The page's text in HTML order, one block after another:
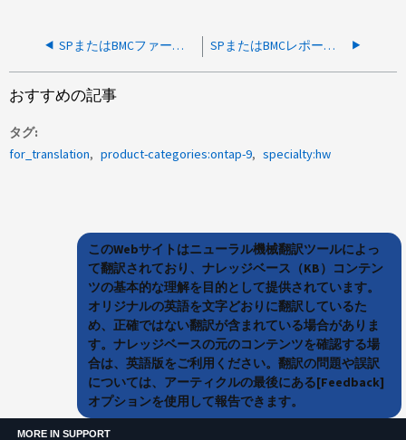
SPまたはBMCファームウェアの更新が（SSL_error_code = 1）で失敗する SPまたはBMCレポートクリティカル：管理ネットワークからのネットワーク負荷が高いため、ハートビートが停止しました
おすすめの記事
タグ
for_translation
product-categories:ontap-9 specialty:hw
このWebサイトはニューラル機械翻訳ツールによっ
て翻訳されており、ナレッジベース（KB）コンテン
ツの基本的な理解を目的として提供されています。
オリジナルの英語を文字どおりに翻訳しているた
め、正確ではない翻訳が含まれている場合がありま
す。ナレッジベースの元のコンテンツを確認する場
合は、英語版をご利用ください。翻訳の問題や誤訳
については、アーティクルの最後にある[Feedback]
オプションを使用して報告できます。
MORE IN SUPPORT